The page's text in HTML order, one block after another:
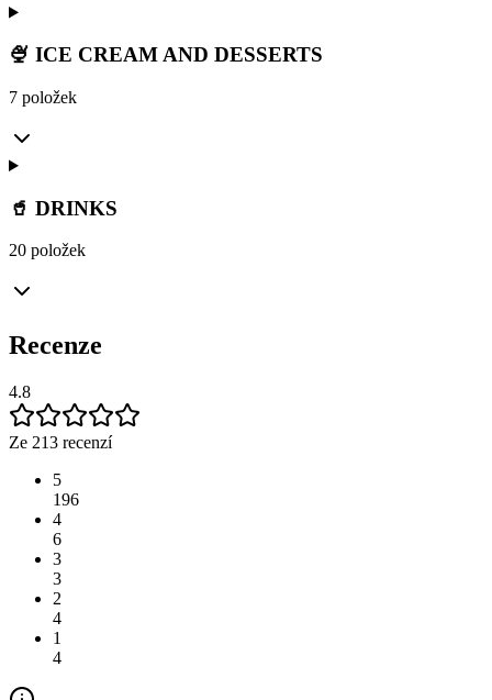
🍨 ICE CREAM AND DESSERTS
7 položek
🥤 DRINKS
20 položek
Recenze
4.8
Ze 213 recenzí
5
196
4
6
3
3
2
4
1
4